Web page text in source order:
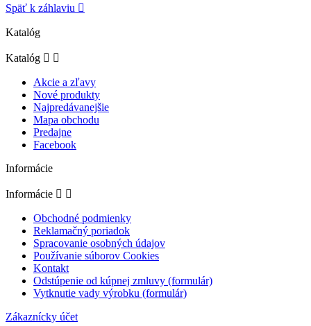
Späť k záhlaviu 
Katalóg
Katalóg  
Akcie a zľavy
Nové produkty
Najpredávanejšie
Mapa obchodu
Predajne
Facebook
Informácie
Informácie  
Obchodné podmienky
Reklamačný poriadok
Spracovanie osobných údajov
Používanie súborov Cookies
Kontakt
Odstúpenie od kúpnej zmluvy (formulár)
Vytknutie vady výrobku (formulár)
Zákaznícky účet